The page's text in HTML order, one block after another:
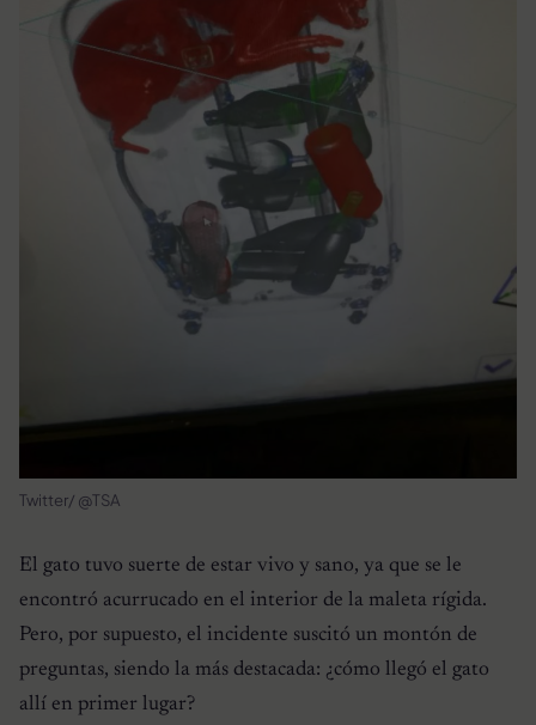
Twitter/ @TSA
El gato tuvo suerte de estar vivo y sano, ya que se le
encontró acurrucado en el interior de la maleta rígida.
Pero, por supuesto, el incidente suscitó un montón de
preguntas, siendo la más destacada: ¿cómo llegó el gato
allí en primer lugar?